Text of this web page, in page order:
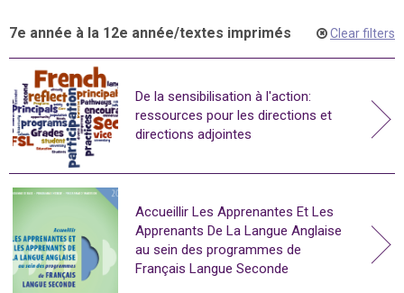
7e année à la 12e année/textes imprimés Clear filters
De la sensibilisation à l'action:
ressources pour les directions et
directions adjointes
Accueillir Les Apprenantes Et Les
Apprenants De La Langue Anglaise
au sein des programmes de
Français Langue Seconde